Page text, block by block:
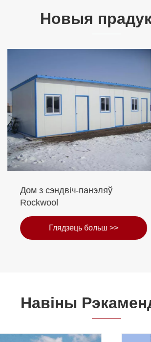
Новыя
панэляў
больш >>
Навіны